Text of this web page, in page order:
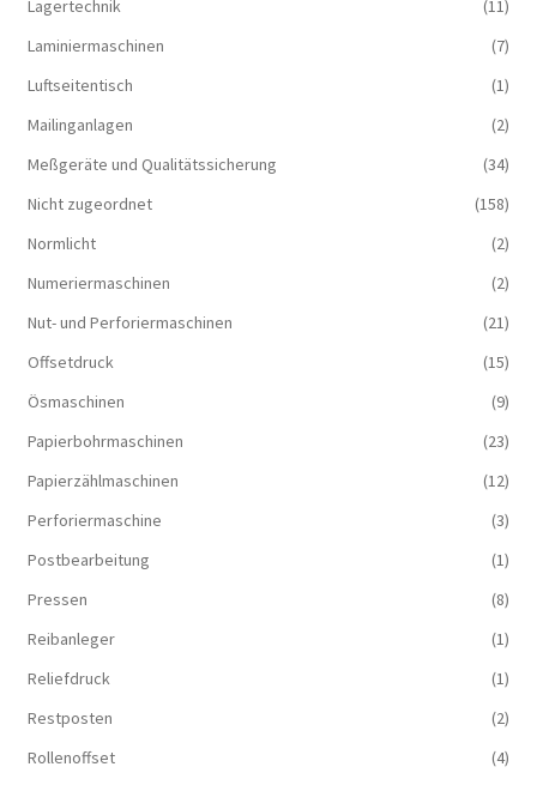
Lagertechnik
(11)
Laminiermaschinen
(7)
Luftseitentisch
(1)
Mailinganlagen
(2)
Meßgeräte und Qualitätssicherung
(34)
Nicht zugeordnet
(158)
Normlicht
(2)
Numeriermaschinen
(2)
Nut- und Perforiermaschinen
(21)
Offsetdruck
(15)
Ösmaschinen
(9)
Papierbohrmaschinen
(23)
Papierzählmaschinen
(12)
Perforiermaschine
(3)
Postbearbeitung
(1)
Pressen
(8)
Reibanleger
(1)
Reliefdruck
(1)
Restposten
(2)
Rollenoffset
(4)